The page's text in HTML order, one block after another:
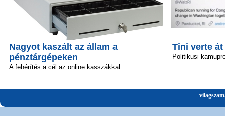
Nagyot kaszált az állam a
pénztárgépeken
A fehérítés a cél az online kasszákkal
Tini verte
Politikusi